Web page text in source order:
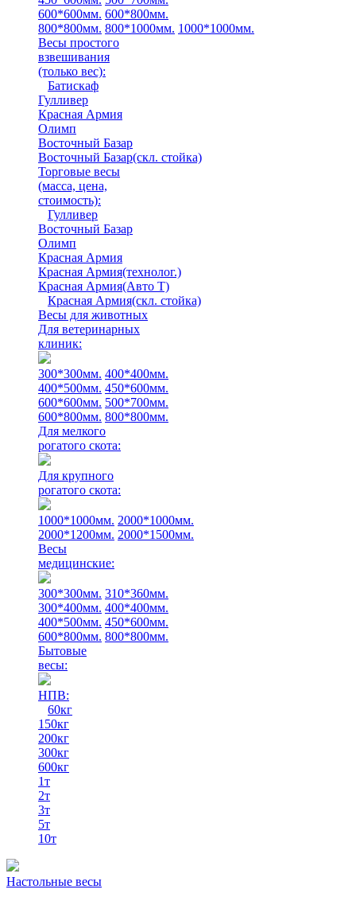
600*600мм. 600*800мм.
800*800мм. 800*1000мм. 1000*1000мм.
Весы простого
взвешивания
(только вес):
Батискаф
Гулливер
Красная Армия
Олимп
Восточный Базар
Восточный Базар(скл. стойка)
Торговые весы
(масса, цена,
стоимость):
Гулливер
Восточный Базар
Олимп
Красная Армия
Красная Армия(технолог.)
Красная Армия(Авто Т)
Красная Армия(скл. стойка)
Весы для животных
Для ветеринарных
клиник:
300*300мм. 400*400мм.
400*500мм. 450*600мм.
600*600мм. 500*700мм.
600*800мм. 800*800мм.
Для мелкого
рогатого скота:
Для крупного
рогатого скота:
1000*1000мм. 2000*1000мм.
2000*1200мм. 2000*1500мм.
Весы
медицинские:
300*300мм. 310*360мм.
300*400мм. 400*400мм.
400*500мм. 450*600мм.
600*800мм. 800*800мм.
Бытовые
весы:
НПВ:
60кг
150кг
200кг
300кг
600кг
1т
2т
3т
5т
10т
Настольные весы